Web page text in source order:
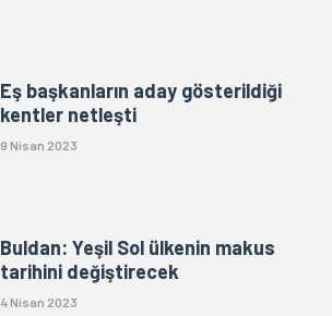
Eş başkanların aday gösterildiği
kentler netleşti
9 Nisan 2023
Buldan: Yeşil Sol ülkenin makus
tarihini değiştirecek
4 Nisan 2023